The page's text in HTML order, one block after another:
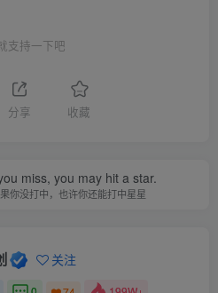
支持一下吧
分享 收藏
miss, you may hit a star.
你没打中，也许你还能打中星星
关注